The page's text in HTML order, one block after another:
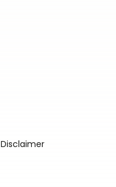
Disclaimer